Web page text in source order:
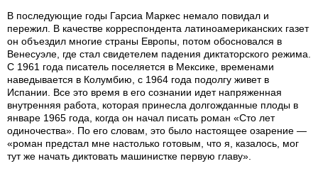
В последующие годы Гарсиа Маркес немало повидал и
пережил. В качестве корреспондента латиноамериканских газет
он объездил многие страны Европы, потом обосновался в
Венесуэле, где стал свидетелем падения диктаторского режима.
С 1961 года писатель поселяется в Мексике, временами
наведывается в Колумбию, с 1964 года подолгу живет в
Испании. Все это время в его сознании идет напряженная
внутренняя работа, которая принесла долгожданные плоды в
январе 1965 года, когда он начал писать роман «Сто лет
одиночества». По его словам, это было настоящее озарение —
«роман предстал мне настолько готовым, что я, казалось, мог
тут же начать диктовать машинистке первую главу».